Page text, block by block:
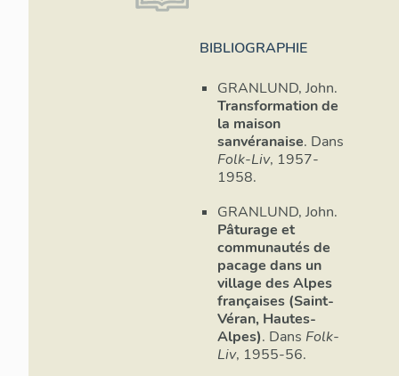
BIBLIOGRAPHIE
GRANLUND, John.
Transformation de
la maison
sanvéranaise. Dans
Folk-Liv, 1957-
1958.
GRANLUND, John.
Pâturage et
communautés de
pacage dans un
village des Alpes
françaises (Saint-
Véran, Hautes-
Alpes). Dans Folk-
Liv, 1955-56.